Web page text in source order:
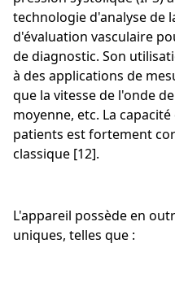
technologie d'analyse de
d'évaluation vasculaire
de diagnostic. Son
à des applications de
que la vitesse de l'onde
moyenne, etc. La
patients est fortement
classique [12].
L'appareil possède en
uniques, telles que :